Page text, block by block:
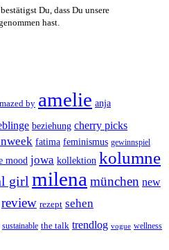
Du, dass Du unsere
hast.
by amelie anja
beziehung cherry picks
fatima feminismus gewinnspiel
mood jowa kollektion kolumne
girl milena münchen new
review rezept sehen
sustainable the talk trendlog vogue wellness